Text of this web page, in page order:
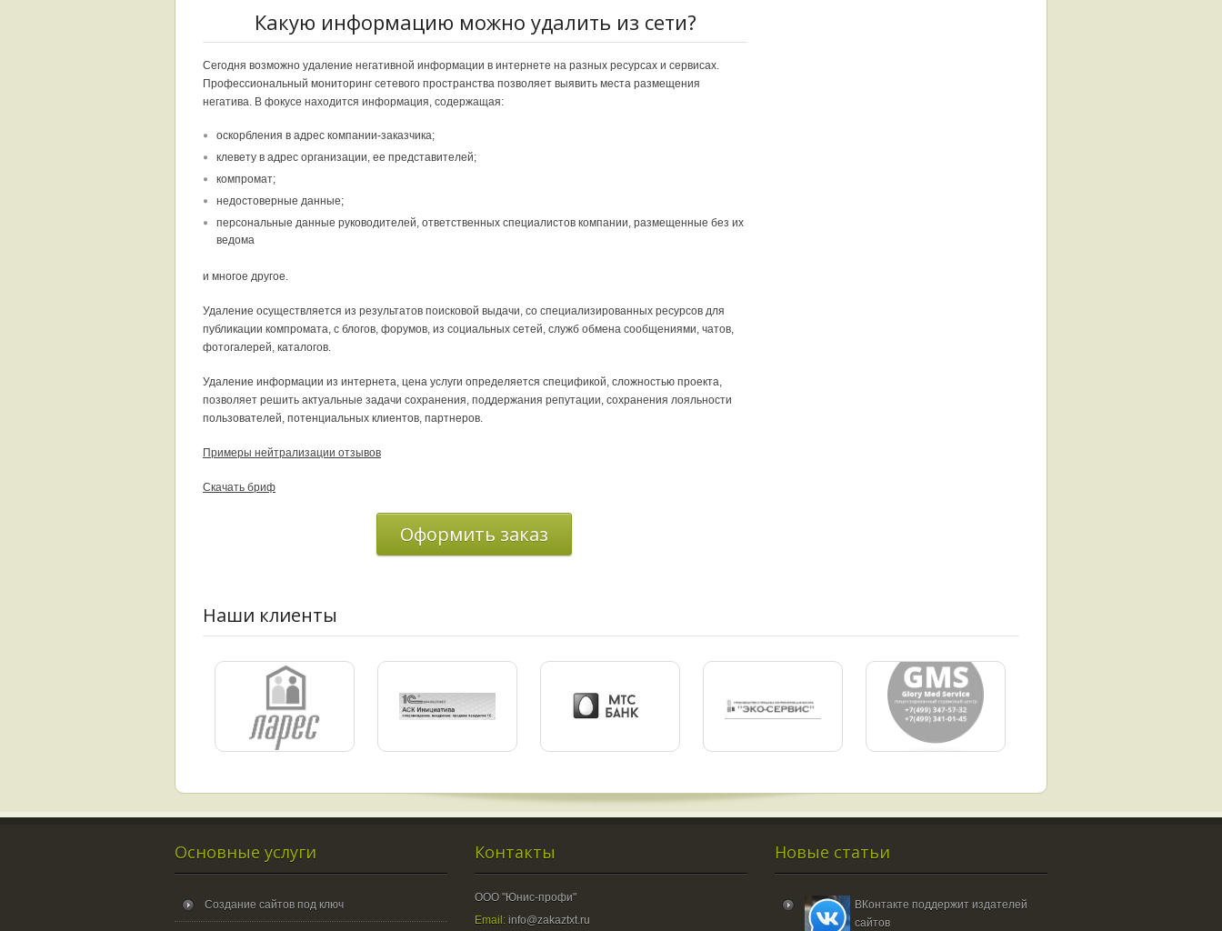
Какую информацию можно удалить из сети?
Сегодня возможно удаление негативной информации в интернете на разных ресурсах и сервисах.
Профессиональный мониторинг сетевого пространства позволяет выявить места размещения
негатива. В фокусе находится информация, содержащая:
оскорбления в адрес компании-заказчика;
клевету в адрес организации, ее представителей;
компромат;
недостоверные данные;
персональные данные руководителей, ответственных специалистов компании, размещенные без их
ведома
и многое другое.
Удаление осуществляется из результатов поисковой выдачи, со специализированных ресурсов для
публикации компромата, с блогов, форумов, из социальных сетей, служб обмена сообщениями, чатов,
фотогалерей, каталогов.
Удаление информации из интернета, цена услуги определяется спецификой, сложностью проекта,
позволяет решить актуальные задачи сохранения, поддержания репутации, сохранения лояльности
пользователей, потенциальных клиентов, партнеров.
Примеры нейтрализации отзывов
Скачать бриф
Оформить заказ
Наши клиенты
Основные услуги
Создание сайтов под ключ
Контакты
ООО "Юнис-профи"
Email: info@zakaztxt.ru
Новые статьи
ВКонтакте поддержит издателей
сайтов